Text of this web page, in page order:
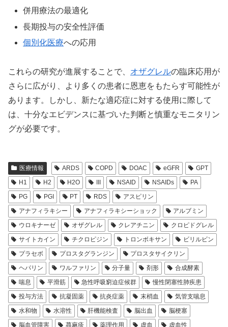
併用療法の最適化
長期投与の安全性評価
個別化医療への応用
これらの研究が進展することで、 オザグレルの臨床応用が
さらに広がり、より多くの患者に恩恵をもたらす可能性が
あります。しかし、新たな適応症に対する使用に際して
は、十分なエビデンスに基づいた判断と慎重なモニタリン
グが必要です。
医療情報 ARDS COPD DOAC eGFR
GPT
H1
H2 H2O III NSAID NSAIDs
PA
PG
PGI PT RDS
アスピリン
アナフィラキシー
アナフィラキシーショック
アルブミン
ウロキナーゼ
オザグレル クレアチニン
クロピドグレル
サイトカイン
チクロピジン トロンボキサン
ビリルビン
プラセボ
プロスタグランジン
プロスタサイクリン
ヘパリン
ワルファリン 分子量 剤形
合成酵素
喘息
平滑筋 急性呼吸窮迫症候群
慢性閉塞性肺疾患
投与方法
抗凝固薬 抗炎症薬 末梢血
気管支喘息
水和物
水溶性 肝機能検査 脳出血
脳梗塞
脳血管障害
蕁麻疹 薬理作用 虚血
虚血性